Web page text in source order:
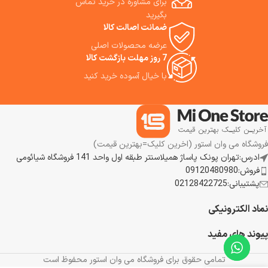
می‌کند بار نظافت خانه را تقریباً به
صفر برساند. اگر به دنبال نظافتی
بدون دردسر، پیوسته و کارآمد
هستید، این مدل می‌تواند «تکمیل
خانه هوشمند» شما باشد. ما
استفاده از این جارورباتیک هوشمند
را به شما پیشنهاد می‌کنیم.
بگیرید
ضمانت اصالت کالا
عرضه محصولات اصلی
7 روز مهلت بازگشت کالا
با خیال آسوده خرید کنید
فروشگاه می وان استور (اخرین کلیک=بهترین قیمت)
ادرس:تهران پونک پاساژ همیلاسنتر طبقه اول واحد 141 فروشگاه شیائومی
فروش:09120480980
پشتیبانی:02128422725
نماد الکترونیکی
پیوند های مفید
تمامی حقوق برای فروشگاه می وان استور محفوظ است